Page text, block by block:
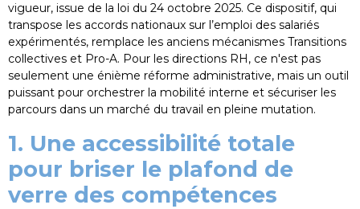
vigueur, issue de la loi du 24 octobre 2025. Ce dispositif, qui
transpose les accords nationaux sur l’emploi des salariés
expérimentés, remplace les anciens mécanismes Transitions
collectives et Pro-A. Pour les directions RH, ce n'est pas
seulement une énième réforme administrative, mais un outil
puissant pour orchestrer la mobilité interne et sécuriser les
parcours dans un marché du travail en pleine mutation.
1. Une accessibilité totale
pour briser le plafond de
verre des compétences